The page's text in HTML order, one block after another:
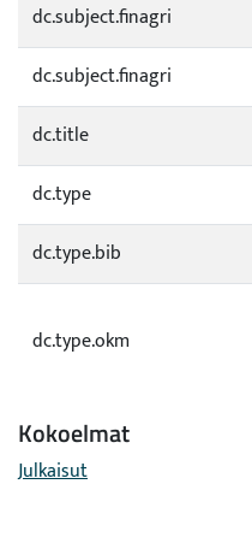
dc.subject.finagri
dc.subject.finagri
dc.title
dc.type
dc.type.bib
dc.type.okm
Kokoelmat
Julkaisut